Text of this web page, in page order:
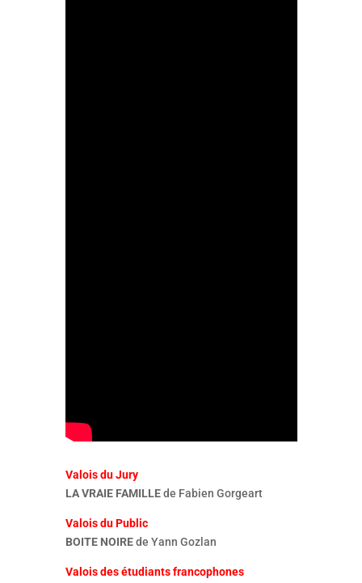
Valois du Jury
LA VRAIE FAMILLEde Fabien Gorgeart
Valois du Public
BOITE NOIREde Yann Gozlan
Valois des étudiants francophones